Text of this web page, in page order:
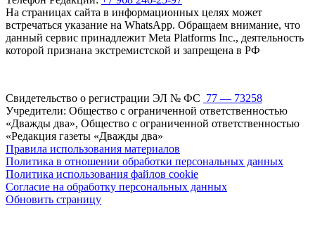
На страницах сайта в информационных целях может
встречаться указание на WhatsApp. Обращаем внимание, что
данный сервис принадлежит Meta Platforms Inc., деятельность
которой признана экстремистской и запрещена в РФ
Свидетельство о регистрации ЭЛ № ФС 77 — 73258
Учредители: Общество с ограниченной ответственностью
«Дважды два», Общество с ограниченной ответственностью
«Редакция газеты «Дважды два»
Правила использования материалов
Политика в отношении обработки персональных данных
Политика использования файлов cookie
Согласие на обработку персональных данных
Обновить страницу